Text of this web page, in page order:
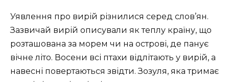
Уявлення про вирій різнилися серед слов’ян.
Зазвичай вирій описували як теплу країну, що
розташована за морем чи на острові, де панує
вічне літо. Восени всі птахи відлітають у вирій, а
навесні повертаються звідти. Зозуля, яка тримає